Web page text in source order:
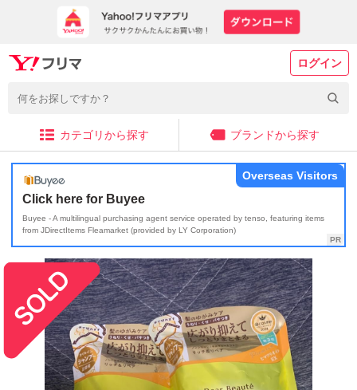
ログイン
カテゴリから探す ブランドから探す
Click here for Buyee
Buyee - A multilingual purchasing agent service operated by tenso, featuring items
from JDirectItems Fleamarket (provided by LY Corporation)
Overseas Visitors